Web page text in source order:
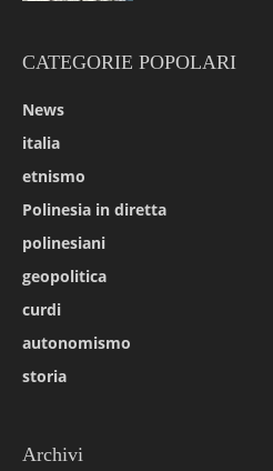
CATEGORIE POPOLARI
News
italia
etnismo
Polinesia in diretta
polinesiani
geopolitica
curdi
autonomismo
storia
Archivi